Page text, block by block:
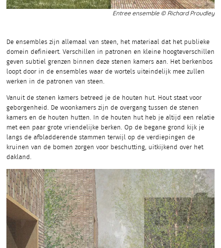
Entree ensemble © Richard Proudley
De ensembles zijn allemaal van steen, het materiaal dat het publieke
domein definieert. Verschillen in patronen en kleine hoogteverschillen
geven subtiel grenzen binnen deze stenen kamers aan. Het berkenbos
loopt door in de ensembles waar de wortels uiteindelijk mee zullen
werken in de patronen van steen.
Vanuit de stenen kamers betreed je de houten hut. Hout staat voor
geborgenheid. De woonkamers zijn de overgang tussen de stenen
kamers en de houten hutten. In de houten hut heb je altijd een relatie
met een paar grote vriendelijke berken. Op de begane grond kijk je
langs de afbladderende stammen terwijl op de verdiepingen de
kruinen van de bomen zorgen voor beschutting, uitkijkend over het
dakland.